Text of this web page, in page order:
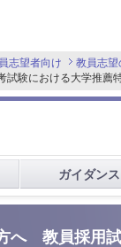
志望者向け
教員志望
試験における大学推薦
ガイダンス
へ 教員採用